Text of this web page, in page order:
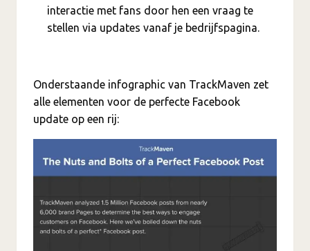
interactie met fans door hen een vraag te
stellen via updates vanaf je bedrijfspagina.
Onderstaande infographic van TrackMaven zet
alle elementen voor de perfecte Facebook
update op een rij: